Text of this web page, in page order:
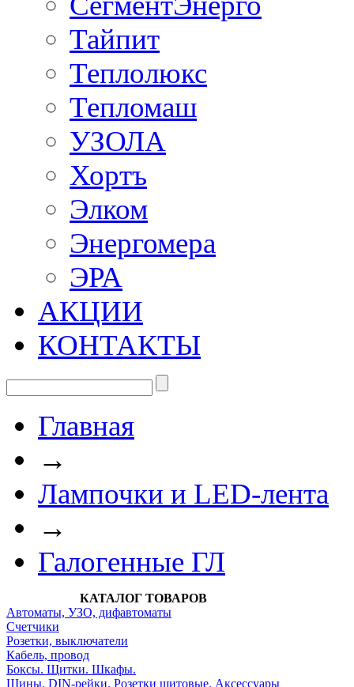
Тайпит
Теплолюкс
Тепломаш
УЗОЛА
Хортъ
Элком
Энергомера
ЭРА
АКЦИИ
КОНТАКТЫ
Главная
→
Лампочки и LED-лента
→
Галогенные ГЛ
КАТАЛОГ ТОВАРОВ
Автоматы, УЗО, дифавтоматы
Счетчики
Розетки, выключатели
Кабель, провод
Боксы. Щитки. Шкафы.
Шины. DIN-рейки. Розетки щитовые. Аксессуары